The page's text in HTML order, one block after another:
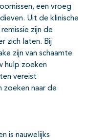
een vroeg
Uit de klinische
zijn de
zich laten. Bij
zijn van schaamte
hulp zoeken
vereist
naar de
is nauwelijks